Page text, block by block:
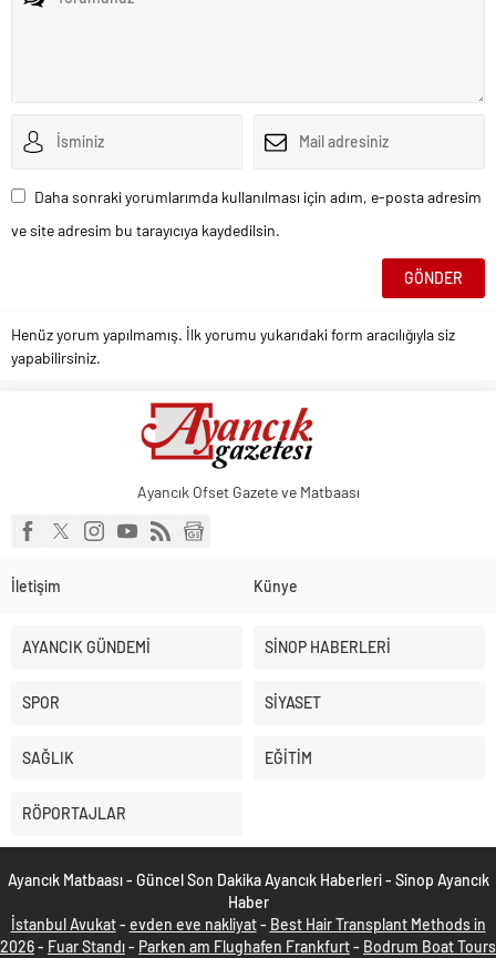
Daha sonraki yorumlarımda kullanılması için adım, e-posta adresim
ve site adresim bu tarayıcıya kaydedilsin.
Henüz yorum yapılmamış. İlk yorumu yukarıdaki form aracılığıyla siz
yapabilirsiniz.
Ayancık Ofset Gazete ve Matbaası
İletişim Künye
AYANCIK GÜNDEMİ SİNOP HABERLERİ
SPOR SİYASET
SAĞLIK EĞİTİM
RÖPORTAJLAR
Ayancık Matbaası - Güncel Son Dakika Ayancık Haberleri - Sinop Ayancık
Haber
İstanbul Avukat- evden eve nakliyat- Best Hair Transplant Methods in
2026- Fuar Standı- Parken am Flughafen Frankfurt- Bodrum Boat Tours